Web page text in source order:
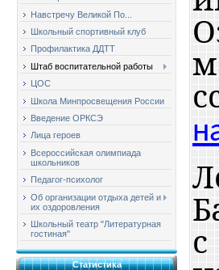
Навстречу Великой По...
Школьный спортивный клуб
Профилактика ДДТТ
Штаб воспитательной работы
ЦОС
Школа Минпросвещения России
Введение ОРКСЭ
Лица героев
Всероссийская олимпиада
школьников
Педагог-психолог
Об организации отдыха детей и
их оздоровления
Школьный театр "Литературная
гостиная"
Статистика